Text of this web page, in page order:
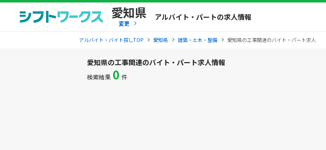
愛知県
変更
アルバイト・パートの求人情報
アルバイト・バイト探しTOP 愛知県 建築・土木・整備 愛知県の工事関連のバイト・パート求人
愛知県の工事関連のバイト・パート求人情報
検索結果 0 件